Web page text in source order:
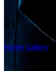
W9
HomeGallery